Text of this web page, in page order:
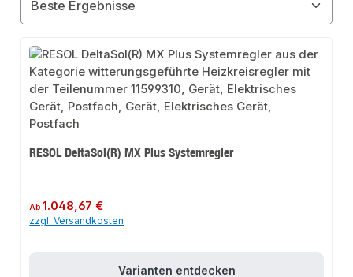
RESOL DeltaSol(R) MX Plus Systemregler
Regulärer Preis:
Ab1.048,67 €
zzgl. Versandkosten
Varianten entdecken